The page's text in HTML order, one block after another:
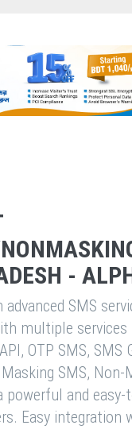
-
advanced SMS
multiple services
OTP SMS, SMS
Masking SMS, Non-
powerful and easy-
Easy integration